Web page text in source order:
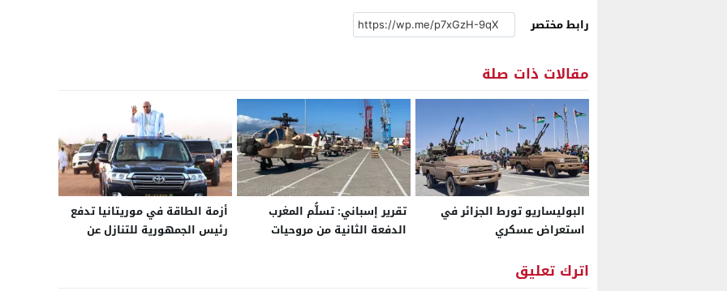
رابط مختصر
مقالات ذات صلة
البوليساريو تورط الجزائر في
استعراض عسكري
تقرير إسباني: تسلُّم المغرب
الدفعة الثانية من مروحيات
أزمة الطاقة في موريتانيا تدفع
رئيس الجمهورية للتنازل عن
اترك تعليق